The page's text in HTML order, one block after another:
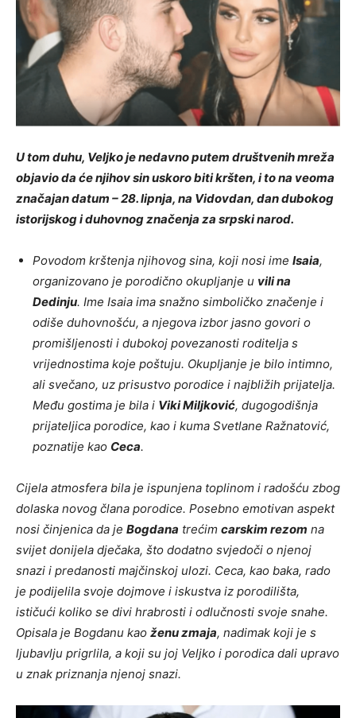
U tom duhu, Veljko je nedavno putem društvenih mreža
objavio da će njihov sin uskoro biti kršten, i to na veoma
značajan datum – 28. lipnja, na Vidovdan, dan dubokog
istorijskog i duhovnog značenja za srpski narod.
Povodom krštenja njihovog sina, koji nosi ime Isaia,
organizovano je porodično okupljanje u vili na
Dedinju. Ime Isaia ima snažno simboličko značenje i
odiše duhovnošću, a njegova izbor jasno govori o
promišljenosti i dubokoj povezanosti roditelja s
vrijednostima koje poštuju. Okupljanje je bilo intimno,
ali svečano, uz prisustvo porodice i najbližih prijatelja.
Među gostima je bila i Viki Miljković, dugogodišnja
prijateljica porodice, kao i kuma Svetlane Ražnatović,
poznatije kao Ceca.
Cijela atmosfera bila je ispunjena toplinom i radošću zbog
dolaska novog člana porodice. Posebno emotivan aspekt
nosi činjenica da je Bogdana trećim carskim rezom na
svijet donijela dječaka, što dodatno svjedoči o njenoj
snazi i predanosti majčinskoj ulozi. Ceca, kao baka, rado
je podijelila svoje dojmove i iskustva iz porodilišta,
ističući koliko se divi hrabrosti i odlučnosti svoje snahe.
Opisala je Bogdanu kao ženu zmaja, nadimak koji je s
ljubavlju prigrlila, a koji su joj Veljko i porodica dali upravo
u znak priznanja njenoj snazi.